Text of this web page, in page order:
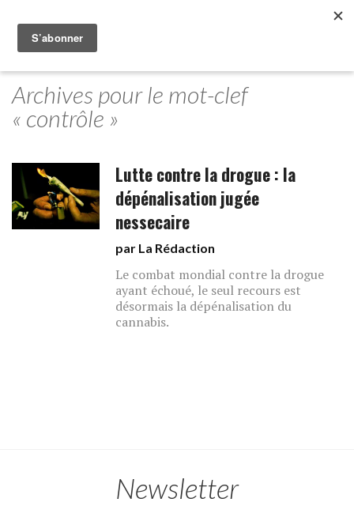
Archives pour le mot-clef
« contrôle »
Lutte contre la drogue : la
dépénalisation jugée
nessecaire
par La Rédaction
Le combat mondial contre la drogue
ayant échoué, le seul recours est
désormais la dépénalisation du
cannabis.
Newsletter